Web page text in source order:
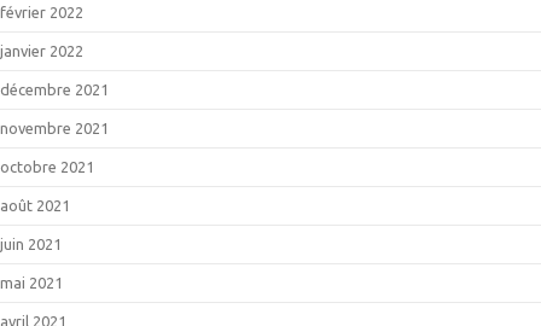
février 2022
janvier 2022
décembre 2021
novembre 2021
octobre 2021
août 2021
juin 2021
mai 2021
avril 2021